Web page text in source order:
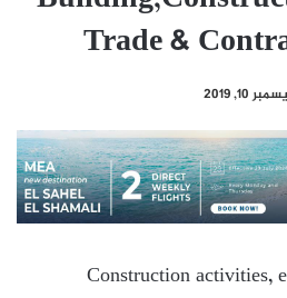
Trade &
10, 2019
Construction activities,